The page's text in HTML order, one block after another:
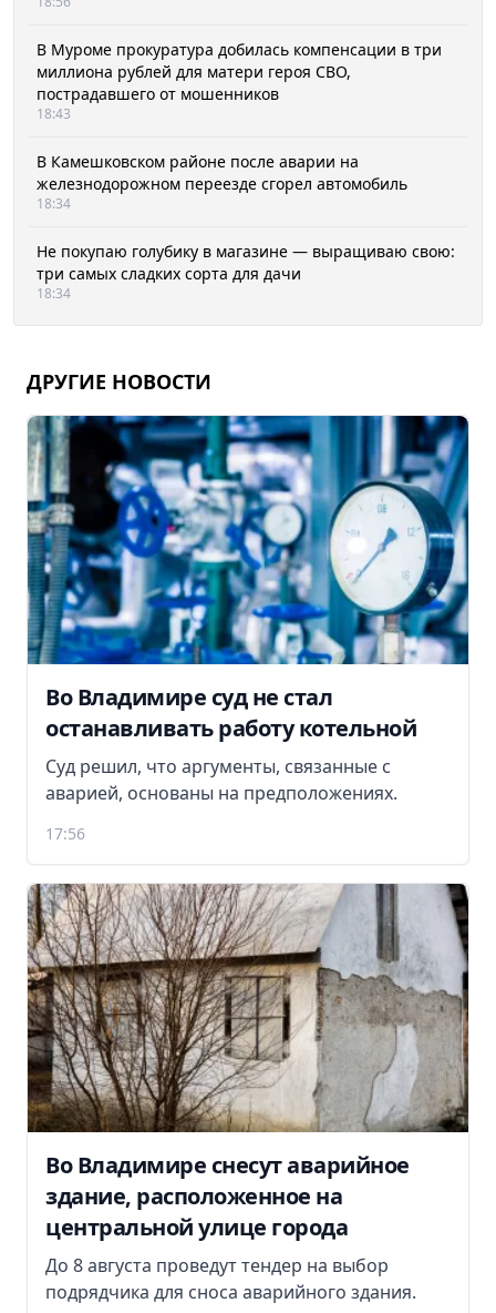
В Муроме прокуратура добилась компенсации в три
миллиона рублей для матери героя СВО,
пострадавшего от мошенников
18:43
В Камешковском районе после аварии на
железнодорожном переезде сгорел автомобиль
18:34
Не покупаю голубику в магазине — выращиваю свою:
три самых сладких сорта для дачи
18:34
ДРУГИЕ НОВОСТИ
Во Владимире суд не стал
останавливать работу котельной
Суд решил, что аргументы, связанные с
аварией, основаны на предположениях.
17:56
Во Владимире снесут аварийное
здание, расположенное на
центральной улице города
До 8 августа проведут тендер на выбор
подрядчика для сноса аварийного здания.